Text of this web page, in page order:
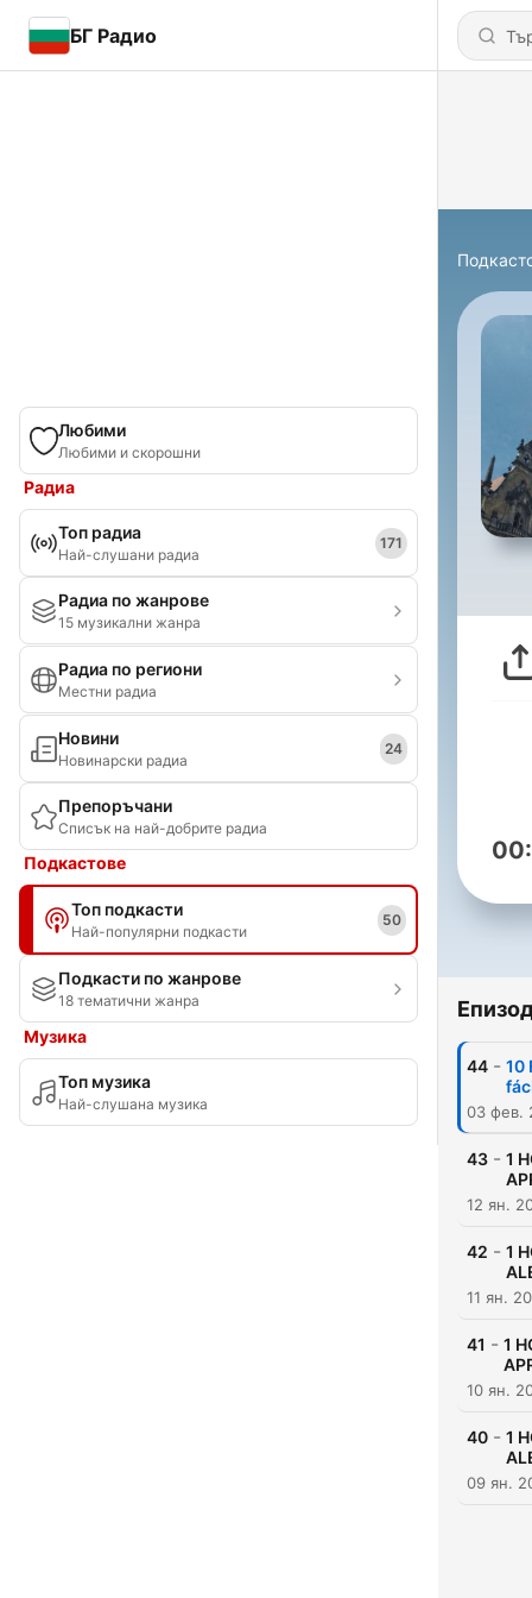
БГ Радио
Любими
Любими и скорошни
Радиа
Топ радиа
Най-слушани радиа
171
Радиа по жанрове
15 музикални жанра
Радиа по региони
Местни радиа
Новини
Новинарски радиа
24
Препоръчани
Списък на най-добрите радиа
Подкастове
Топ подкасти
Най-популярни подкасти
50
Подкасти по жанрове
18 тематични жанра
Музика
Топ музика
Най-слушана музика
44 - 10
03 фев.
43 - 1
12 ян.
42 - 1
11 ян.
41 - 1
10 ян.
40 - 1
09 ян.